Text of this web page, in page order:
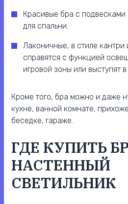
Красивые бра с подвесками
для спальни.
Лаконичные, в стиле кантри
справятся с функцией
игровой зоны или выступят
Кроме того, бра можно и даже
кухне, ванной комнате,
беседке, гараже.
ГДЕ КУПИТЬ
НАСТЕННЫЙ
СВЕТИЛЬНИК